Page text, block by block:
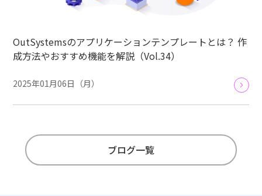
OutSystemsのアプリケーションテンプレートとは？ 作
成方法やおすすめ機能を解説（Vol.34）
2025年01月06日（月）
ブログ一覧